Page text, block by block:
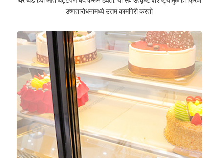
उष्णतारोधनामध्ये उत्तम कामगिरी करतो.